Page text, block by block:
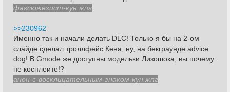
фагсюжезист-кун.жпг
>>230962
Именно так и начали делать DLC! Только я бы на 2-ом
слайде сделал троллфейс Кена, ну, на бекграунде advice
dog! В Gmode же доступны модельки Лизошока, вы почему
не косплеите!?
анон-с-восклицательным-знаком-кун.жпг